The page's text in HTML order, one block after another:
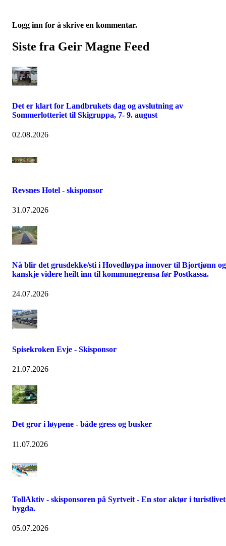
Logg inn for å skrive en kommentar.
Siste fra Geir Magne Feed
Det er klart for Landbrukets dag og avslutning av
Sommerlotteriet til Skigruppa, 7- 9. august
02.08.2026
Revsnes Hotel - skisponsor
31.07.2026
Nå blir det grusdekke/sti i Hovedløypa innover til Bjortjønn og
kanskje videre heilt inn til kommunegrensa før Postkassa.
24.07.2026
Spisekroken Evje - Skisponsor
21.07.2026
Det gror i løypene - både gress og busker
11.07.2026
TollAktiv - skisponsoren på Syrtveit - En stor aktør i
bygda.
05.07.2026